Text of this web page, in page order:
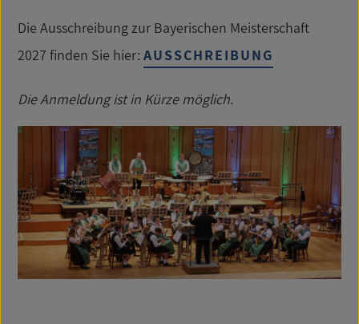
Die Ausschreibung zur Bayerischen Meisterschaft
2027 finden Sie hier:AUSSCHREIBUNG
Die Anmeldung ist in Kürze möglich.